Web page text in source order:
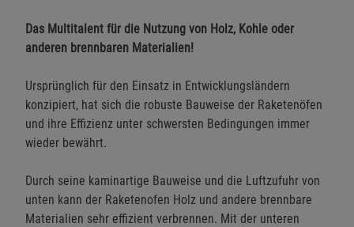
Das Multitalent für die Nutzung von Holz, Kohle oder
anderen brennbaren Materialien!
Ursprünglich für den Einsatz in Entwicklungsländern
konzipiert, hat sich die robuste Bauweise der Raketenöfen
und ihre Effizienz unter schwersten Bedingungen immer
wieder bewährt.
Durch seine kaminartige Bauweise und die Luftzufuhr von
unten kann der Raketenofen Holz und andere brennbare
Materialien sehr effizient verbrennen. Mit der unteren